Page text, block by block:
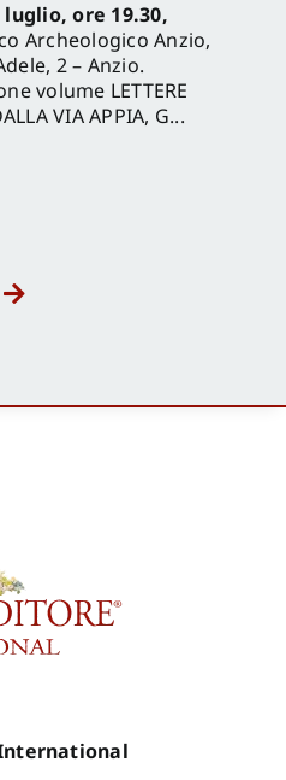
luglio, ore 19.30,
Archeologico Anzio,
2 – Anzio.
volume LETTERE
VIA APPIA, G...